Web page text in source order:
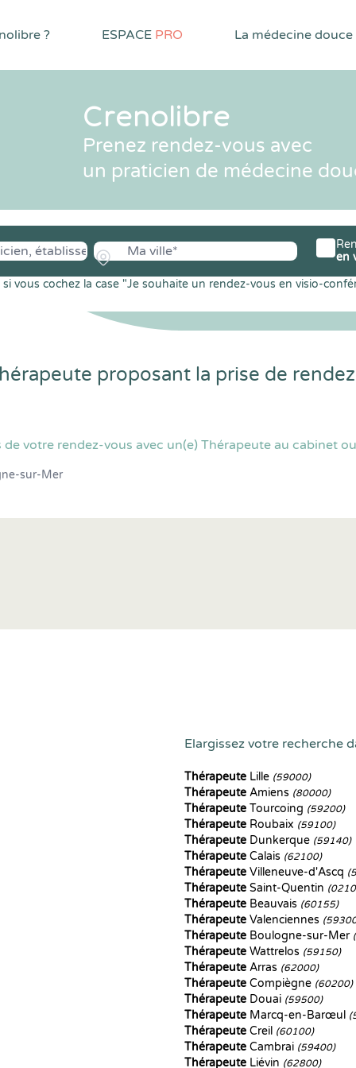
? ESPACE PRO La médecine douce
Crenolibre
Prenez rendez-vous avec
un praticien de médecine
vous cochez la case "Je souhaite un rendez-vous en visio-
en
proposant la prise de
votre rendez-vous avec un(e) Thérapeute au cabinet
sur-Mer
Elargissez votre recherche
Thérapeute Lille (59000)
Thérapeute Amiens (80000)
Thérapeute Tourcoing (59200)
Thérapeute Roubaix (59100)
Thérapeute Dunkerque (59140)
Thérapeute Calais (62100)
Thérapeute Villeneuve-d'Ascq
Thérapeute Saint-Quentin
Thérapeute Beauvais (60155)
Thérapeute Valenciennes
Thérapeute Boulogne-sur-Mer
Thérapeute Wattrelos (59150)
Thérapeute Arras (62000)
Thérapeute Compiègne (60200)
Thérapeute Douai (59500)
Thérapeute Marcq-en-Barœul
Thérapeute Creil (60100)
Thérapeute Cambrai (59400)
Thérapeute Liévin (62800)